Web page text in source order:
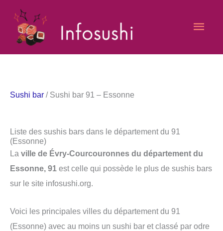
contenu
Sushi bar / Sushi bar 91 – Essonne
Liste des sushis bars dans le département du 91
(Essonne)
La ville de Évry-Courcouronnes du département du
Essonne, 91 est celle qui possède le plus de sushis bars
sur le site infosushi.org.
Voici les principales villes du département du 91
(Essonne) avec au moins un sushi bar et classé par odre